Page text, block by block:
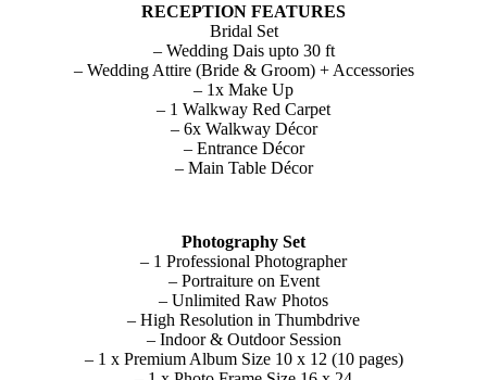
RECEPTION FEATURES
Bridal Set
– Wedding Dais upto 30 ft
– Wedding Attire (Bride & Groom) + Accessories
– 1x Make Up
– 1 Walkway Red Carpet
– 6x Walkway Décor
– Entrance Décor
– Main Table Décor
Photography Set
– 1 Professional Photographer
– Portraiture on Event
– Unlimited Raw Photos
– High Resolution in Thumbdrive
– Indoor & Outdoor Session
– 1 x Premium Album Size 10 x 12 (10 pages)